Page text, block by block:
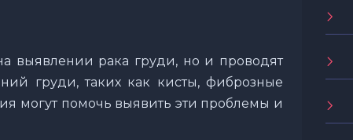
выявлении рака груди, но и проводят
груди, таких как кисты, фиброзные
могут помочь выявить эти проблемы и